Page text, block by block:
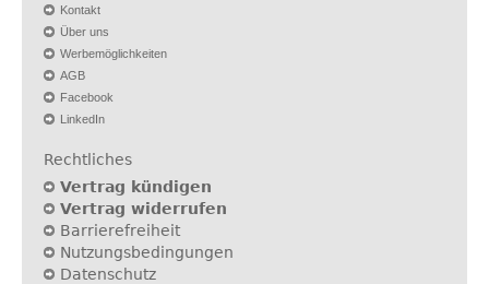
Kontakt
Über uns
Werbemöglichkeiten
AGB
Facebook
LinkedIn
Rechtliches
Vertrag kündigen
Vertrag widerrufen
Barrierefreiheit
Nutzungsbedingungen
Datenschutz